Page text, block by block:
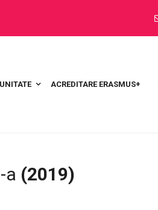
ACREDITARE ERASMUS+
a (2019)